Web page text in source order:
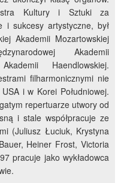
Kultury i Sztuki za
i sukcesy artystyczne, był
Akademii Mozartowskiej
Akademii
Haendlowskiej.
filharmonicznymi nie
i w Korei Południowej.
repertuarze utwory od
i stale współpracuje ze
(Juliusz Łuciuk, Krystyna
Heiner Frost, Victoria
pracuje jako wykładowca